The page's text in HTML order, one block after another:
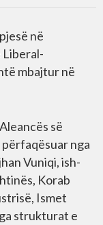
në
mbajtur në
së
nga
Vuniqi, ish-
Korab
Ismet
strukturat e